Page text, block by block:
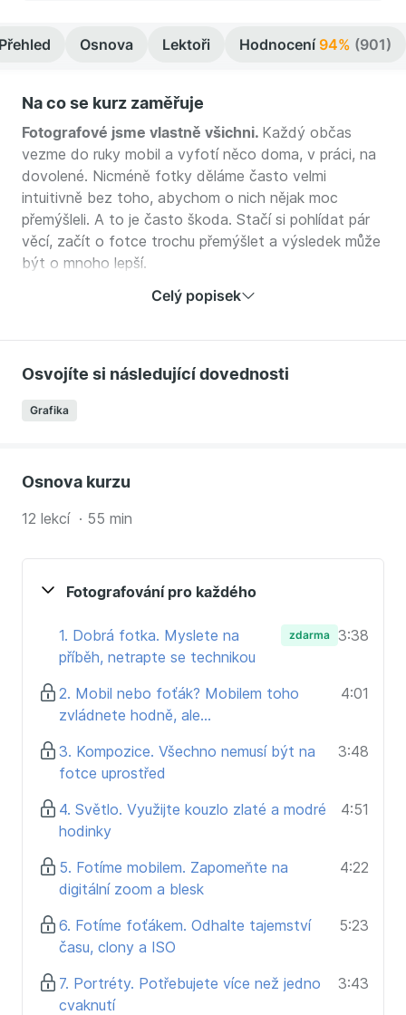
Osnova Lektoři Hodnocení 94% (901)
Na co se kurz zaměřuje
Fotografové jsme vlastně všichni. Každý občas
vezme do ruky mobil a vyfotí něco doma, v práci, na
dovolené. Nicméně fotky děláme často velmi
intuitivně bez toho, abychom o nich nějak moc
přemýšleli. A to je často škoda. Stačí si pohlídat pár
věcí, začít o fotce trochu přemýšlet a výsledek může
být o mnoho lepší.
Kurz vám dá dobré základy, abyste dělali lepší
základy kompozice, práce se světlem a fotografování
jak fotit portréty, přírodu nebo každodenní život.
kurzu vše vysvětluje na (téměř stovce) svých
focení.
Celý popisek
Osvojíte si následující dovednosti
Grafika
Osnova kurzu
12 lekcí · 55 min
Fotografování pro každého
1. Dobrá fotka. Myslete na
příběh, netrapte se technikou
zdarma 3:38
2. Mobil nebo foťák? Mobilem toho
zvládnete hodně, ale...
4:01
3. Kompozice. Všechno nemusí být na
fotce uprostřed
3:48
4. Světlo. Využijte kouzlo zlaté a modré
hodinky
4:51
5. Fotíme mobilem. Zapomeňte na
digitální zoom a blesk
4:22
6. Fotíme foťákem. Odhalte tajemství
času, clony a ISO
5:23
7. Portréty. Potřebujete více než jedno
cvaknutí
3:43